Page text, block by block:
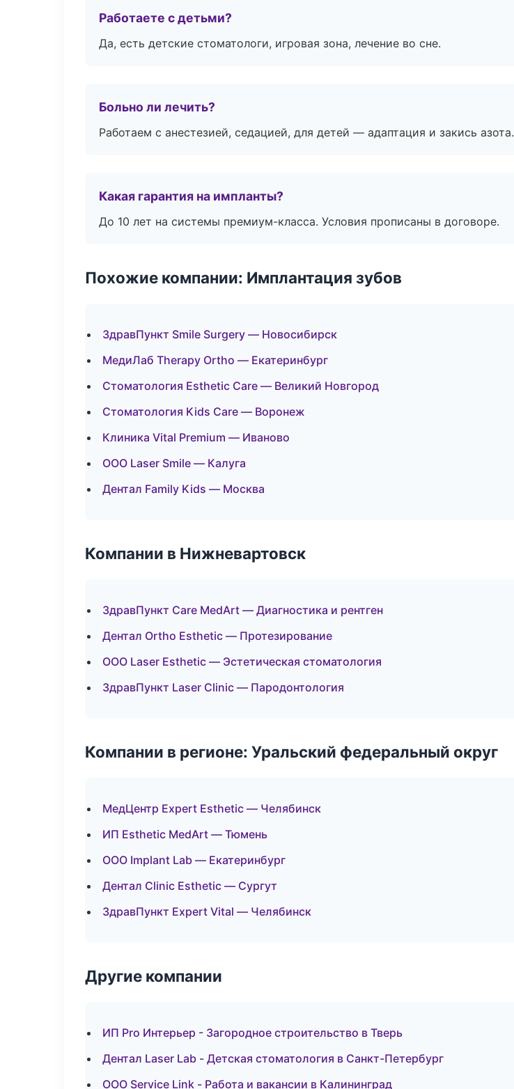
Работаете с детьми?
Да, есть детские стоматологи, игровая зона, лечение во сне.
Больно ли лечить?
Работаем с анестезией, седацией, для детей — адаптация и закись азота.
Какая гарантия на импланты?
До 10 лет на системы премиум-класса. Условия прописаны в договоре.
Похожие компании: Имплантация зубов
ЗдравПункт Smile Surgery — Новосибирск
МедиЛаб Therapy Ortho — Екатеринбург
Стоматология Esthetic Care — Великий Новгород
Стоматология Kids Care — Воронеж
Клиника Vital Premium — Иваново
ООО Laser Smile — Калуга
Дентал Family Kids — Москва
Компании в Нижневартовск
ЗдравПункт Care MedArt — Диагностика и рентген
Дентал Ortho Esthetic — Протезирование
ООО Laser Esthetic — Эстетическая стоматология
ЗдравПункт Laser Clinic — Пародонтология
Компании в регионе: Уральский федеральный округ
МедЦентр Expert Esthetic — Челябинск
ИП Esthetic MedArt — Тюмень
ООО Implant Lab — Екатеринбург
Дентал Clinic Esthetic — Сургут
ЗдравПункт Expert Vital — Челябинск
Другие компании
ИП Pro Интерьер - Загородное строительство в Тверь
Дентал Laser Lab - Детская стоматология в Санкт-Петербург
ООО Service Link - Работа и вакансии в Калининград